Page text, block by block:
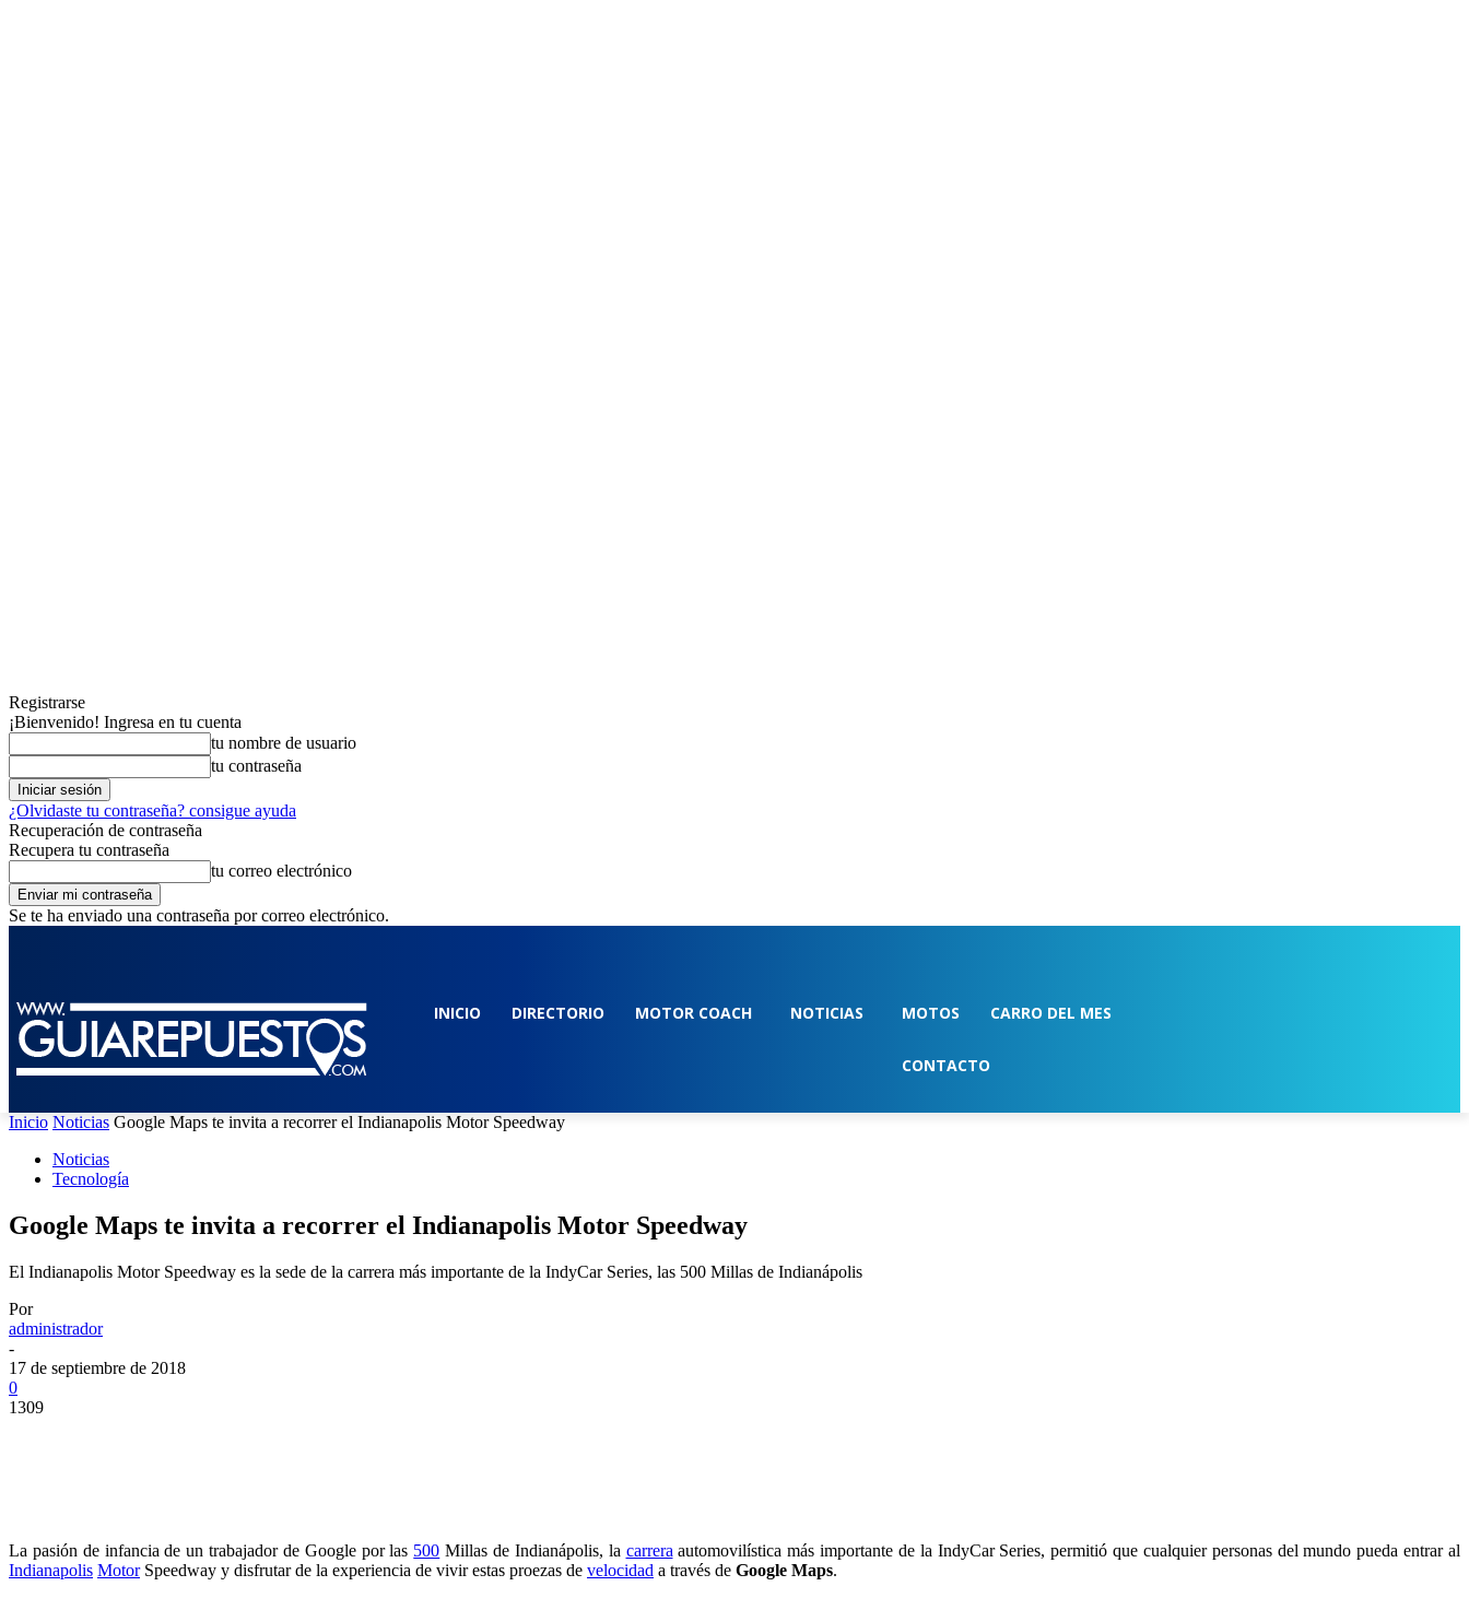
Registrarse
¡Bienvenido! Ingresa en tu cuenta
tu nombre de usuario
tu contraseña
¿Olvidaste tu contraseña? consigue ayuda
Recuperación de contraseña
Recupera tu contraseña
tu correo electrónico
Se te ha enviado una contraseña por correo electrónico.
INICIO DIRECTORIO MOTOR COACH NOTICIAS MOTOS CARRO DEL MES
CONTACTO
Inicio Noticias Google Maps te invita a recorrer el Indianapolis Motor Speedway
Noticias
Tecnología
Google Maps te invita a recorrer el Indianapolis Motor Speedway
El Indianapolis Motor Speedway es la sede de la carrera más importante de la IndyCar Series, las 500 Millas de Indianápolis
Por
administrador
-
17 de septiembre de 2018
0
1309
La pasión de infancia de un trabajador de Google por las 500 Millas de Indianápolis, la carrera automovilística más importante de la IndyCar Series, permitió que cualquier personas del mundo pueda entrar al
Indianapolis MotorSpeedway y disfrutar de la experiencia de vivir estas proezas de velocidad a través de Google Maps.